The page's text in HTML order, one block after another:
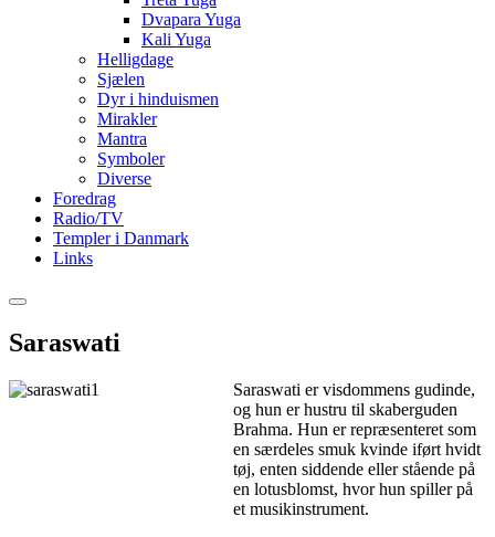
Dvapara Yuga
Kali Yuga
Helligdage
Sjælen
Dyr i hinduismen
Mirakler
Mantra
Symboler
Diverse
Foredrag
Radio/TV
Templer i Danmark
Links
Saraswati
Saraswati er visdommens gudinde,
og hun er hustru til skaberguden
Brahma. Hun er repræsenteret som
en særdeles smuk kvinde iført hvidt
tøj, enten siddende eller stående på
en lotusblomst, hvor hun spiller på
et musikinstrument.